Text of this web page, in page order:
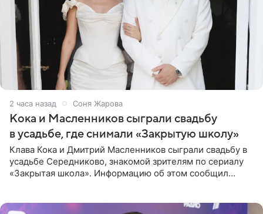
2 часа назад Соня Жарова
Кока и Масленников сыграли свадьбу
в усадьбе, где снимали «Закрытую школу»
Клава Кока и Дмитрий Масленников сыграли свадьбу в
усадьбе Середниково, знакомой зрителям по сериалу
«Закрытая школа». Информацию об этом сообщил